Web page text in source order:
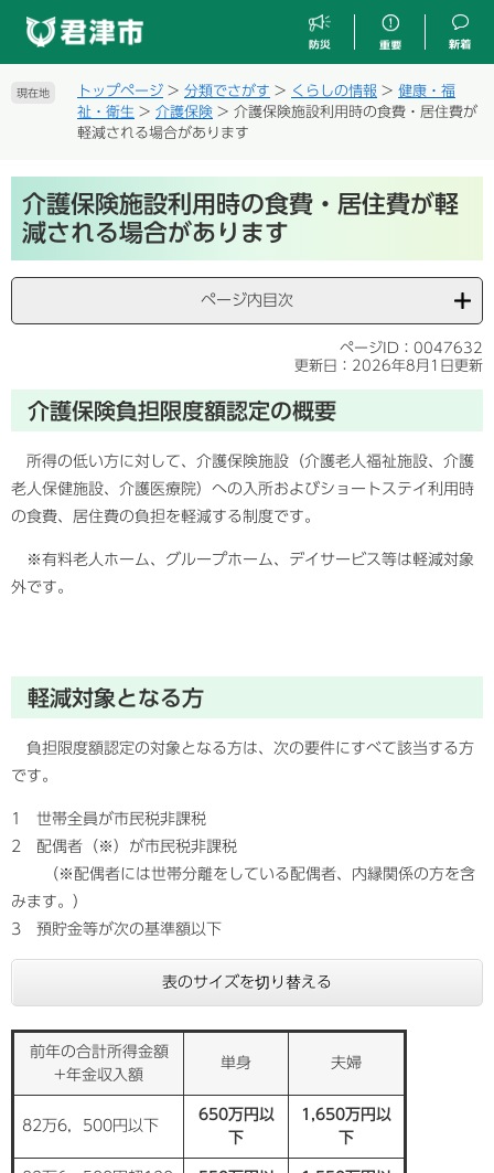
す
し
現在地 トップページ > 分類でさがす > くらしの情報 > 健康・福
祉・衛生 > 介護保険 > 介護保険施設利用時の食費・居住費が
軽減される場合があります
文介護保険施設利用時の食費・居住費が軽
減される場合があります
ページ内目次
ページID：0047632
更新日：2026年8月1日更新
介護保険負担限度額認定の概要
所得の低い方に対して、介護保険施設（介護老人福祉施設、介護
老人保健施設、介護医療院）への入所およびショートステイ利用時
の食費、居住費の負担を軽減する制度です。
※有料老人ホーム、グループホーム、デイサービス等は軽減対象
外です。
軽減対象となる方
負担限度額認定の対象となる方は、次の要件にすべて該当する方
です。
1 世帯全員が市民税非課税
2 配偶者（※）が市民税非課税
（※配偶者には世帯分離をしている配偶者、内縁関係の方を含
みます。）
3 預貯金等が次の基準額以下
表のサイズを切り替える
前年の合計所得金額
+年金収入額
単身 夫婦
82万6，500円以下
650万円以
下
1,650万円以
下